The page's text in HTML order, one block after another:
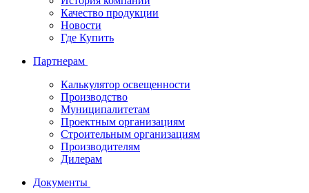
Качество продукции
Новости
Где Купить
Партнерам
Калькулятор освещенности
Производство
Муниципалитетам
Проектным организациям
Строительным организациям
Производителям
Дилерам
Документы